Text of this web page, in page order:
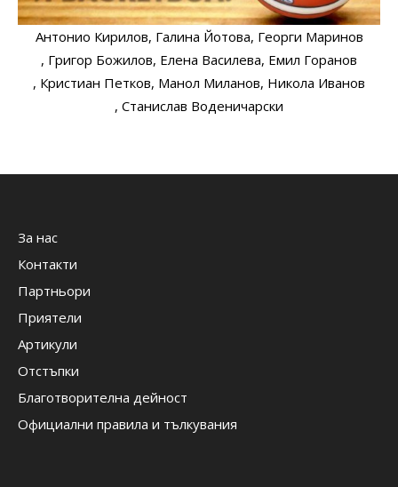
Антонио Кирилов, Галина Йотова, Георги Маринов
, Григор Божилов, Елена Василева, Емил Горанов
, Кристиан Петков, Манол Миланов, Никола Иванов
, Станислав Воденичарски
За нас
Контакти
Партньори
Приятели
Артикули
Отстъпки
Благотворителна дейност
Официални правила и тълкувания